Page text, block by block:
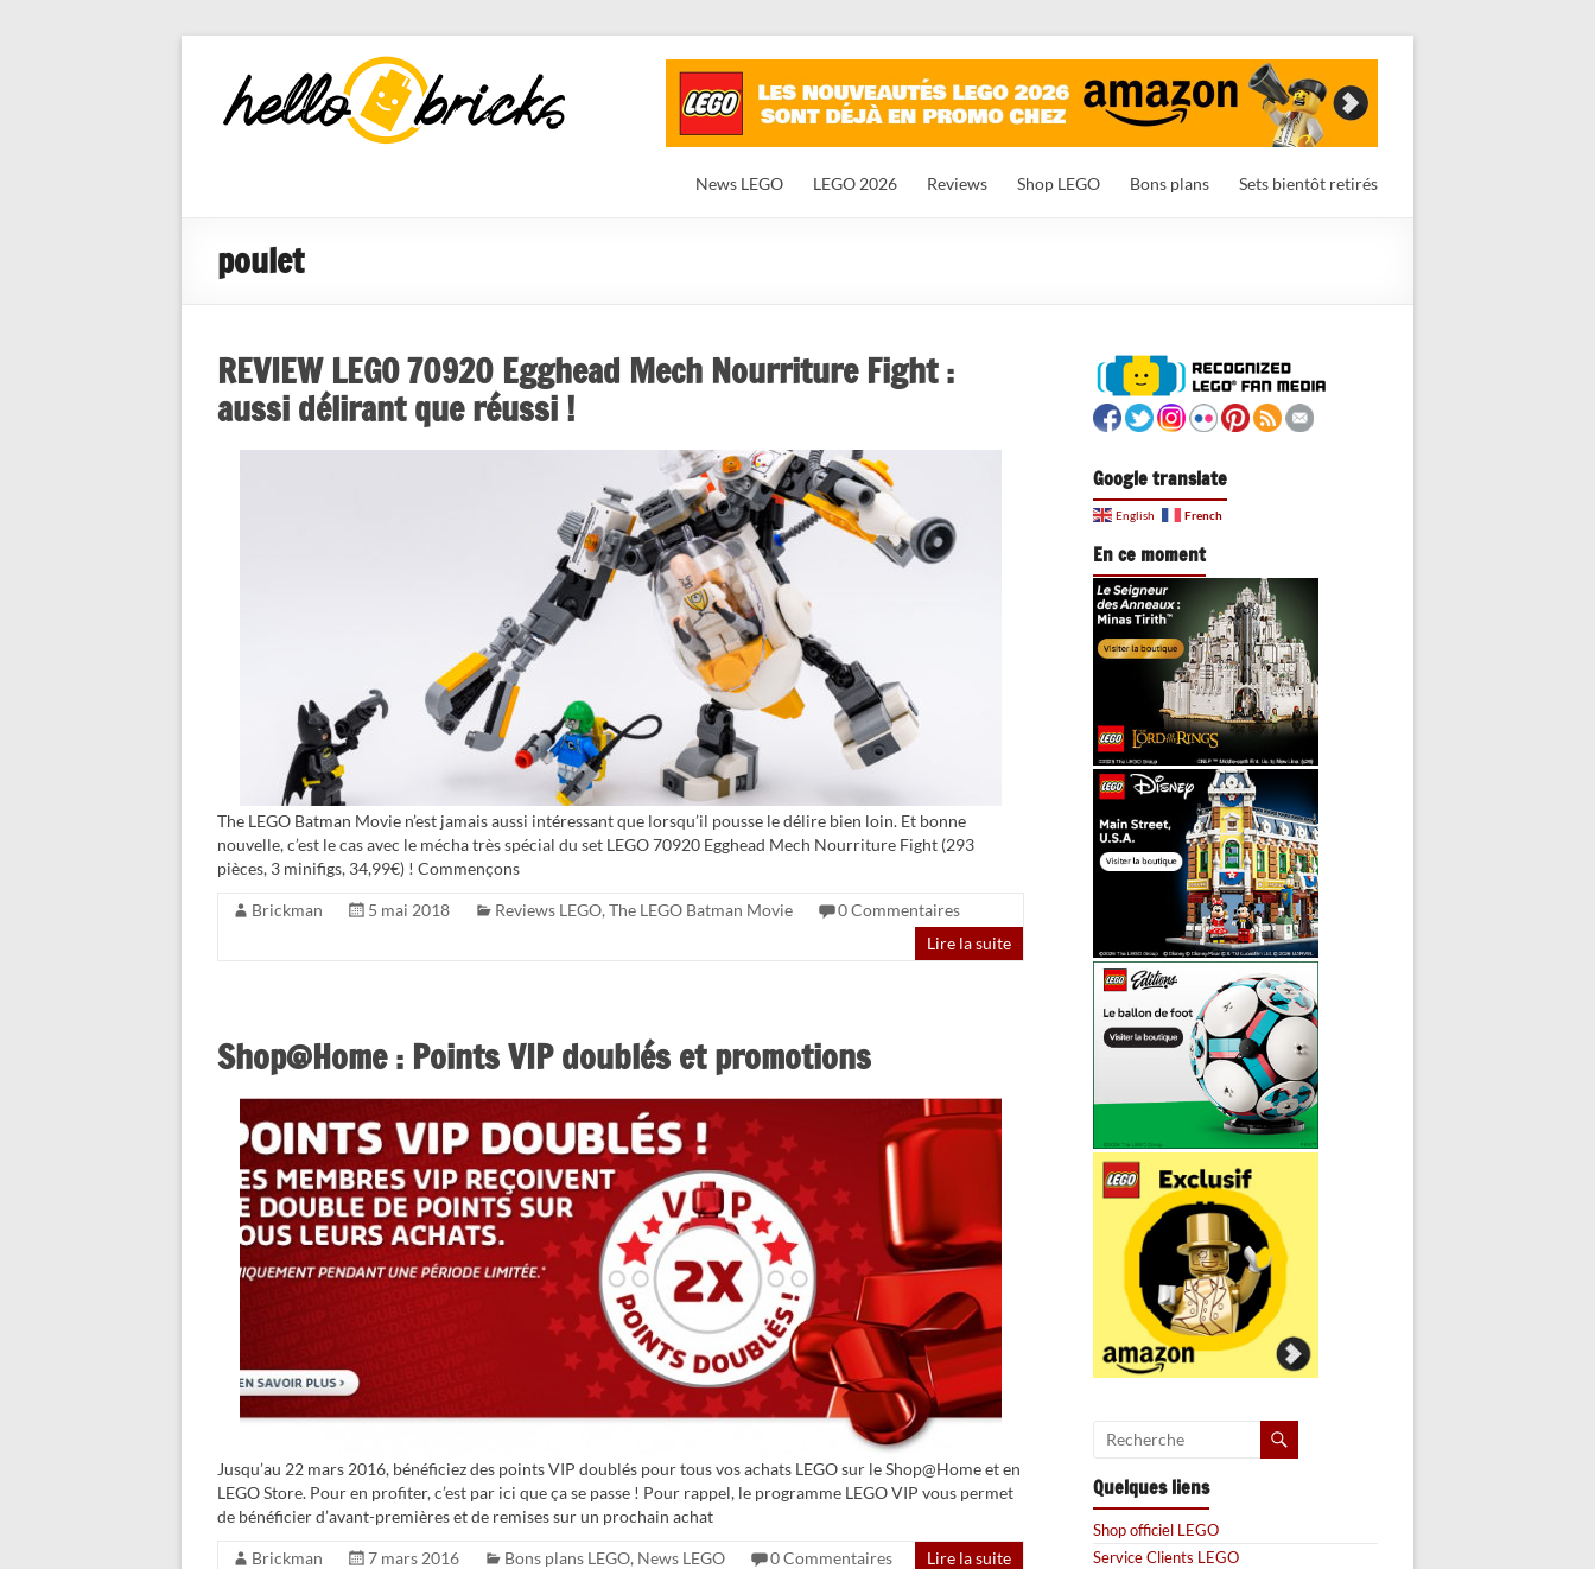
HelloBricks
Blog LEGO,
nouveaut�s
News LEGO LEGO 2026 Reviews Shop LEGO Bons plans Sets bientôt retirés
poulet
REVIEW LEGO 70920 Egghead Mech Nourriture Fight :
aussi délirant que réussi !
The LEGO Batman Movie n’est jamais aussi intéressant que lorsqu’il pousse le délire bien loin. Et bonne
nouvelle, c’est le cas avec le mécha très spécial du set LEGO 70920 Egghead Mech Nourriture Fight (293
pièces, 3 minifigs, 34,99€) ! Commençons
Brickman 5 mai 2018 Reviews LEGO, The LEGO Batman Movie
0 Commentaires
Lire la suite
Shop@Home : Points VIP doublés et promotions
Jusqu’au 22 mars 2016, bénéficiez des points VIP doublés pour tous vos achats LEGO sur le Shop@Home et en
LEGO Store. Pour en profiter, c’est par ici que ça se passe ! Pour rappel, le programme LEGO VIP vous permet
de bénéficier d’avant-premières et de remises sur un prochain achat
Brickman 7 mars 2016 Bons plans LEGO, News LEGO 0 Commentaires Lire la suite
Google translate
English French
En ce moment
Quelques liens
Shop officiel LEGO
Service Clients LEGO